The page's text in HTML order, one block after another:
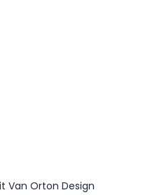
Van Orton Design